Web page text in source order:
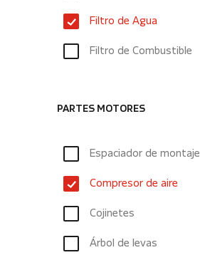
Filtro de Agua
Filtro de Combustible
PARTES MOTORES
Espaciador de montaje
Compresor de aire
Cojinetes
Árbol de levas